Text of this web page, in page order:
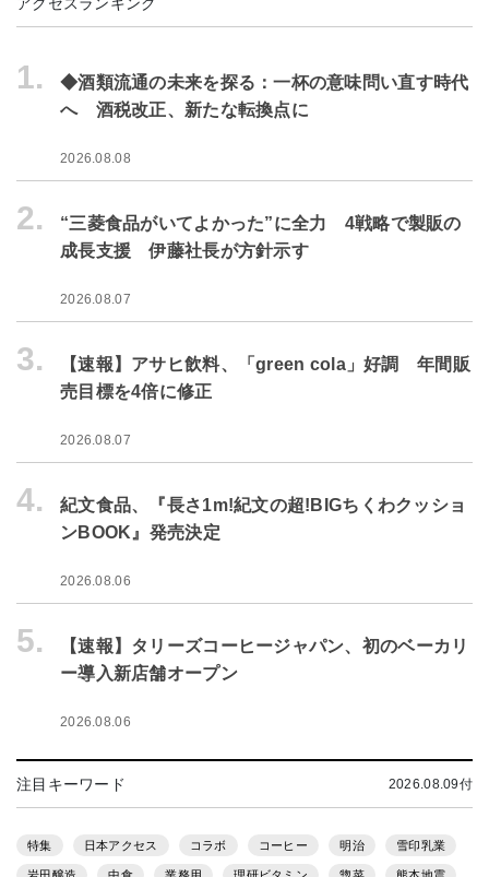
アクセスランキング
1.
◆酒類流通の未来を探る：一杯の意味問い直す時代
へ 酒税改正、新たな転換点に
2026.08.08
2.
“三菱食品がいてよかった”に全力 4戦略で製販の
成長支援 伊藤社長が方針示す
2026.08.07
3.
【速報】アサヒ飲料、「green cola」好調 年間販
売目標を4倍に修正
2026.08.07
4.
紀文食品、『長さ1m!紀文の超!BIGちくわクッショ
ンBOOK』発売決定
2026.08.06
5.
【速報】タリーズコーヒージャパン、初のベーカリ
ー導入新店舗オープン
2026.08.06
注目キーワード 2026.08.09付
特集 日本アクセス コラボ コーヒー 明治 雪印乳業